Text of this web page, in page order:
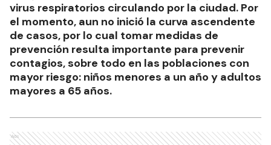
virus respiratorios circulando por la ciudad. Por
el momento, aun no inició la curva ascendente
de casos, por lo cual tomar medidas de
prevención resulta importante para prevenir
contagios, sobre todo en las poblaciones con
mayor riesgo: niños menores a un año y adultos
mayores a 65 años.
Ads